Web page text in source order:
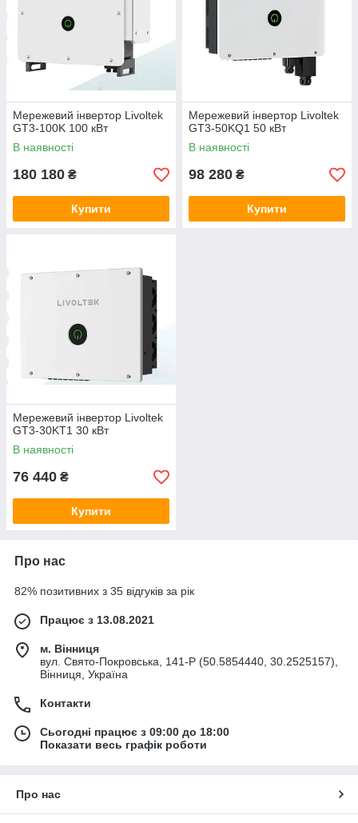
Мережевий інвертор Livoltek
GT3-100K 100 кВт
В наявності
180 180 ₴
Купити
Мережевий інвертор Livoltek
GT3-50KQ1 50 кВт
В наявності
98 280 ₴
Купити
Мережевий інвертор Livoltek
GT3-30KT1 30 кВт
В наявності
76 440 ₴
Купити
Про нас
82% позитивних з 35 відгуків за рік
Працює з 13.08.2021
м. Вінниця
вул. Свято-Покровська, 141-Р (50.5854440, 30.2525157),
Вінниця, Україна
Контакти
Сьогодні працює з 09:00 до 18:00
Показати весь графік роботи
Про нас